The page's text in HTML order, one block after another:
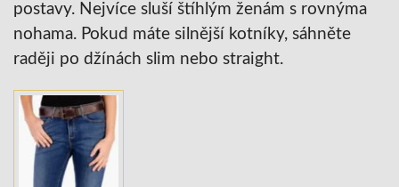
postavy. Nejvíce sluší štíhlým ženám s rovnýma
nohama. Pokud máte silnější kotníky, sáhněte
raději po džínách slim nebo straight.